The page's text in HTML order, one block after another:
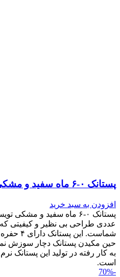
پستانک ۰-۶ ماه سفید و مشکی تویست شیک
افزودن به سبد خرید
پستانک ۰-۶ ماه سفید و
عددی طراحی بی نظیر و کیفیتی که
شماست.
حین مکیدن پستانک دچار سوزش
به کار رفته در تولید این پستانک
است.
-70%